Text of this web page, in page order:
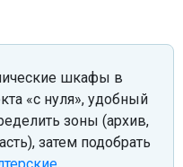
шкафы в
«с нуля», удобный
зоны (архив,
затем подобрать